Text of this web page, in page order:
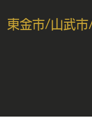
金市/山武市